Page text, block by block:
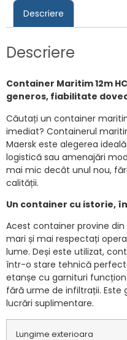
Descriere
Descriere
Container Maritim 12m
generos, fiabilitate
Căutați un container
imediat? Containerul
Maersk este alegerea
logistică sau amenajări
mai mic decât unul nou,
calității.
Un container cu istorie,
Acest container provine
mari și mai respectați
lume. Deși este utilizat,
într-o stare tehnică
etanșe cu garnituri
fără urme de infiltrații.
lucrări suplimentare.
Lungime exterioara